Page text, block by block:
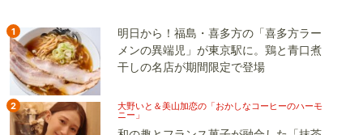
1
明日から！福島・喜多方の「喜多方ラー
メンの異端児」が東京駅に。鶏と青口煮
干しの名店が期間限定で登場
2
大野いと＆美山加恋の「おかしなコーヒーのハーモ
ニー」